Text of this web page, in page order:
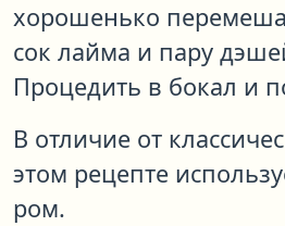
хорошенько
сок лайма и пару
Процедить в бокал и
В отличие от
этом рецепте
ром.